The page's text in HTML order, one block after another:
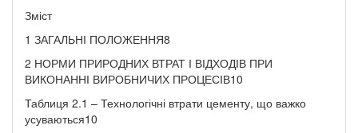
Зміст
1 ЗАГАЛЬНІ ПОЛОЖЕННЯ8
2 НОРМИ ПРИРОДНИХ ВТРАТ І ВІДХОДІВ ПРИ
ВИКОНАННІ ВИРОБНИЧИХ ПРОЦЕСІВ10
Таблиця 2.1 – Технологічні втрати цементу, що важко
усуваються10